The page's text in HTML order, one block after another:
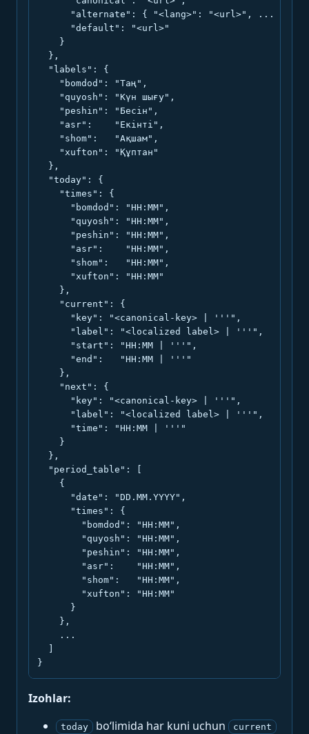
      "alternate": { "<lang>": "<url>", ... },
      "default": "<url>"
    }
  },
  "labels": {
    "bomdod": "Таң",
    "quyosh": "Күн шығу",
    "peshin": "Бесін",
    "asr":    "Екінті",
    "shom":   "Ақшам",
    "xufton": "Құптан"
  },
  "today": {
    "times": {
      "bomdod": "HH:MM",
      "quyosh": "HH:MM",
      "peshin": "HH:MM",
      "asr":    "HH:MM",
      "shom":   "HH:MM",
      "xufton": "HH:MM"
    },
    "current": {
      "key": "<canonical-key> | '''",
      "label": "<localized label> | '''",
      "start": "HH:MM | '''",
      "end":   "HH:MM | '''"
    },
    "next": {
      "key": "<canonical-key> | '''",
      "label": "<localized label> | '''",
      "time": "HH:MM | '''"
    }
  },
  "period_table": [
    {
      "date": "DD.MM.YYYY",
      "times": {
        "bomdod": "HH:MM",
        "quyosh": "HH:MM",
        "peshin": "HH:MM",
        "asr":    "HH:MM",
        "shom":   "HH:MM",
        "xufton": "HH:MM"
      }
    },
    ...
}
Izohlar:
today bo‘limida har kuni uchun current